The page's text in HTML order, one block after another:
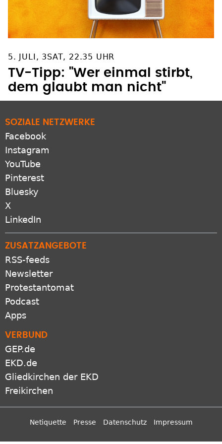
5. JULI, 3SAT, 22.35 UHR
TV-Tipp: "Wer einmal stirbt,
dem glaubt man nicht"
SOZIALE NETZWERKE
Facebook
Instagram
YouTube
Pinterest
Bluesky
X
LinkedIn
ZUSATZANGEBOTE
RSS-feeds
Newsletter
Protestantomat
Podcast
Apps
VERBUND
GEP.de
EKD.de
Gliedkirchen der EKD
Freikirchen
Netiquette Presse Datenschutz Impressum